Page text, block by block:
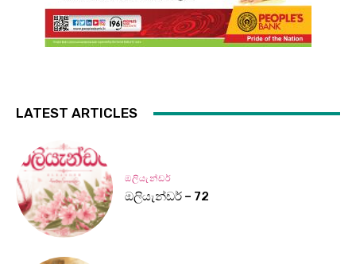
LATEST ARTICLES
ඔලියැන්ඩර්
ඔලියැන්ඩර් – 72